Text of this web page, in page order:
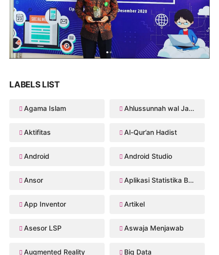
LABELS LIST
Agama Islam Ahlussunnah wal Jama'ah
Aktifitas Al-Qur’an Hadist
Android Android Studio
Ansor Aplikasi Statistika Bayesian
App Inventor Artikel
Asesor LSP Aswaja Menjawab
Augmented Reality Big Data